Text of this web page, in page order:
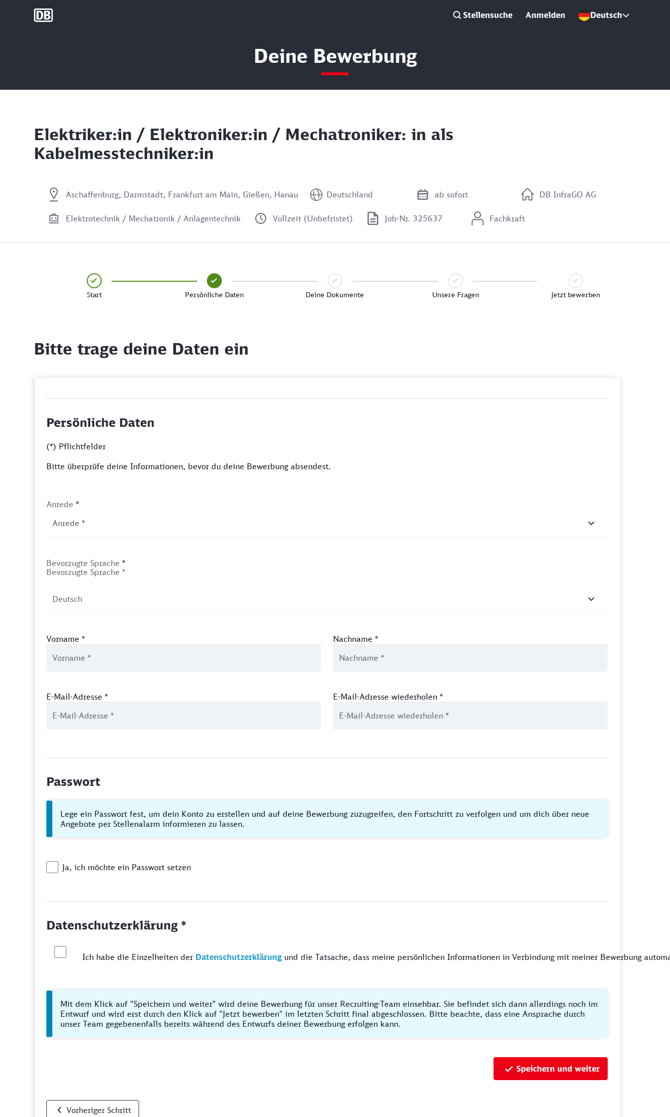
DB Group Stellensuche Anmelden Deutsch
Deine Bewerbung
Elektriker:in / Elektroniker:in / Mechatroniker: in als
Kabelmesstechniker:in
Aschaffenburg, Darmstadt, Frankfurt am Main, Gießen, Hanau Deutschland ab sofort DB InfraGO AG
Elektrotechnik / Mechatronik / Anlagentechnik Vollzeit (Unbefristet) Job-Nr. 325637 Fachkraft
Start Persönliche Daten Deine Dokumente Unsere Fragen Jetzt bewerben
Bitte trage deine Daten ein
Persönliche Daten
(*) Pflichtfelder
Bitte überprüfe deine Informationen, bevor du deine Bewerbung absendest.
Anrede *
Bevorzugte Sprache *
Bevorzugte Sprache *
Vorname * Nachname *
E-Mail-Adresse * E-Mail-Adresse wiederholen *
Passwort
Lege ein Passwort fest, um dein Konto zu erstellen und auf deine Bewerbung zuzugreifen, den Fortschritt zu verfolgen und um dich über neue
Angebote per Stellenalarm informieren zu lassen.
Ja, ich möchte ein Passwort setzen
Datenschutzerklärung *
Ich habe die Einzelheiten der Datenschutzerklärung und die Tatsache, dass meine persönlichen Informationen in Verbindung mit meiner Bewerbung
Mit dem Klick auf "Speichern und weiter" wird deine Bewerbung für unser Recruiting-Team einsehbar. Sie befindet sich dann allerdings noch im
Entwurf und wird erst durch den Klick auf "Jetzt bewerben" im letzten Schritt final abgeschlossen. Bitte beachte, dass eine Ansprache durch
unser Team gegebenenfalls bereits während des Entwurfs deiner Bewerbung erfolgen kann.
Speichern und weiter
Vorheriger Schritt